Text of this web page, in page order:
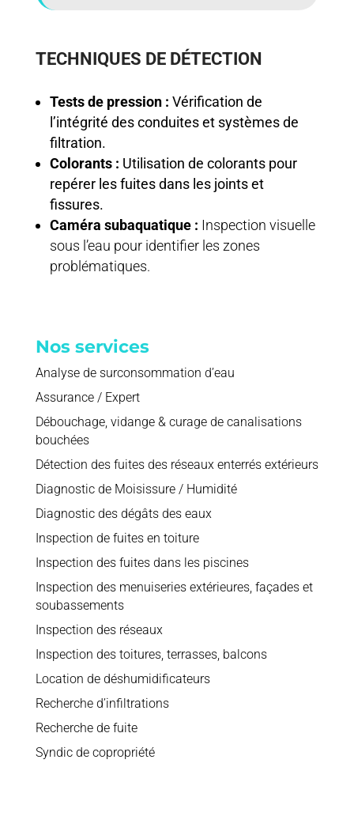
TECHNIQUES DE DÉTECTION
Tests de pression : Vérification de
l’intégrité des conduites et systèmes de
filtration.
Colorants : Utilisation de colorants pour
repérer les fuites dans les joints et
fissures.
Caméra subaquatique : Inspection visuelle
sous l’eau pour identifier les zones
problématiques.
Nos services
Analyse de surconsommation d’eau
Assurance / Expert
Débouchage, vidange & curage de canalisations
bouchées
Détection des fuites des réseaux enterrés extérieurs
Diagnostic de Moisissure / Humidité
Diagnostic des dégâts des eaux
Inspection de fuites en toiture
Inspection des fuites dans les piscines
Inspection des menuiseries extérieures, façades et
soubassements
Inspection des réseaux
Inspection des toitures, terrasses, balcons
Location de déshumidificateurs
Recherche d’infiltrations
Recherche de fuite
Syndic de copropriété